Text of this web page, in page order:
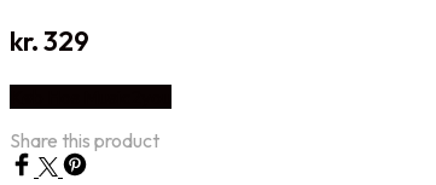
kr.329
Share this product